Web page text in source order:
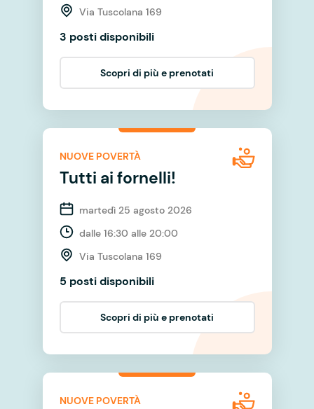
Via Tuscolana 169
3 posti disponibili
Scopri di più e prenotati
NUOVE POVERTÀ
Tutti ai fornelli!
martedì 25 agosto 2026
dalle 16:30 alle 20:00
Via Tuscolana 169
5 posti disponibili
Scopri di più e prenotati
NUOVE POVERTÀ